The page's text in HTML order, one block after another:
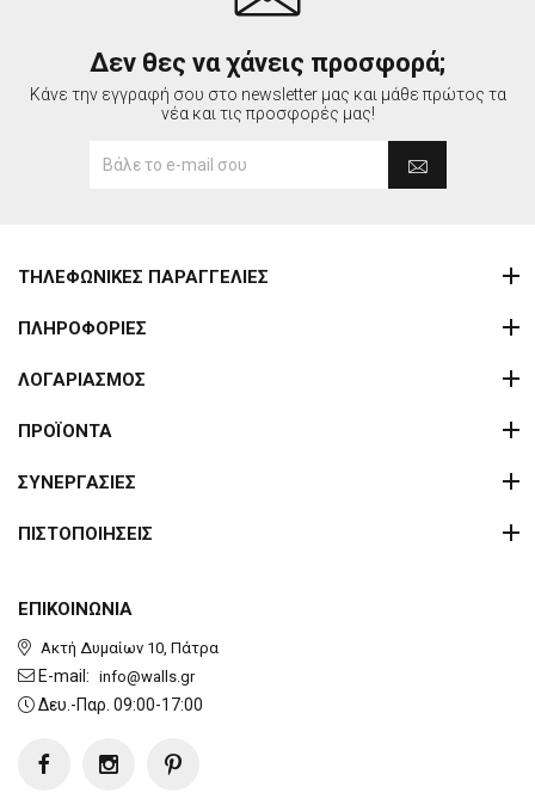
Δεν θες να χάνεις προσφορά;
Κάνε την εγγραφή σου στο newsletter μας και μάθε πρώτος τα
νέα και τις προσφορές μας!
ΕΠΙΚΟΙΝΩΝΙΑ
Ακτή Δυμαίων 10, Πάτρα
E-mail: info@walls.gr
Δευ.-Παρ. 09:00-17:00
ΤΗΛΕΦΩΝΙΚΕΣ ΠΑΡΑΓΓΕΛΙΕΣ
ΠΛΗΡΟΦΟΡΙΕΣ
ΛΟΓΑΡΙΑΣΜΟΣ
ΠΡΟΪΟΝΤΑ
ΣΥΝΕΡΓΑΣΙΕΣ
ΠΙΣΤΟΠΟΙΗΣΕΙΣ